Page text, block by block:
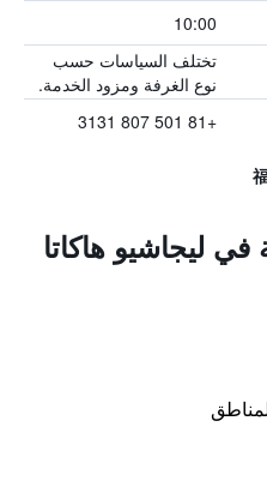
10:00
تختلف السياسات حسب
نوع الغرفة ومزود الخدمة.
+81 501 807 3131
في ليجاشيو هاكاتا